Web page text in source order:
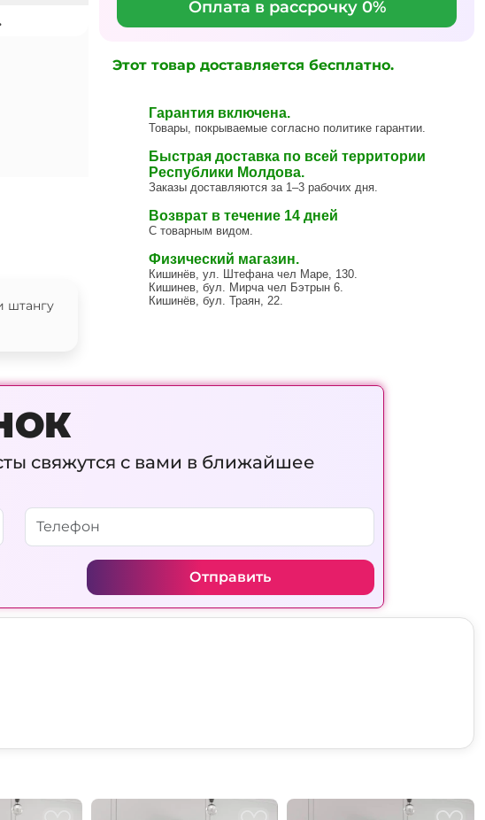
штангу
Оплата в рассрочку 0%
Этот товар доставляется бесплатно.
Гарантия включена.
Товары, покрываемые согласно политике гарантии.
Быстрая доставка по всей территории
Республики Молдова.
Заказы доставляются за 1–3 рабочих дня.
Возврат в течение 14 дней
С товарным видом.
Физический магазин.
Кишинёв, ул. Штефана чел Маре, 130.
Кишинев, бул. Мирча чел Бэтрын 6.
Кишинёв, бул. Траян, 22.
свяжутся с вами в ближайшее
Отправить